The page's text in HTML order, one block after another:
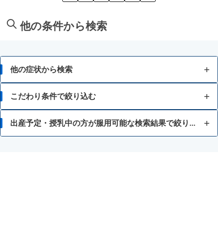
他の条件から検索
他の症状から検索
鼻水
鼻づまり
くしゃみ
こだわり条件で絞り込む
7歳未満 出産予定・授乳中の方が服用可能な検索結果で絞り込む